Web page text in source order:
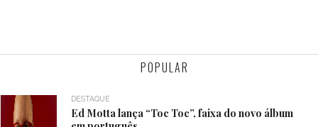
POPULAR
DESTAQUE
Ed Motta lança “Toc Toc”, faixa do novo álbum